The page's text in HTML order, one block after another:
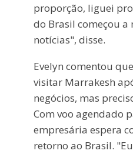
proporção, liguei
do Brasil começou a
notícias", disse.
Evelyn comentou
visitar Marrakesh
negócios, mas
Com voo agendado
empresária espera
retorno ao Brasil.